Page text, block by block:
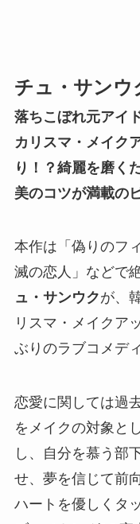
チュ・サンウ
落ちこぼれ元アイ
カリスマ・メイク
り！？綺麗を磨く
美のコツが満載の
本作は「偽りのフ
滅の恋人」などで
ュ・サンウクが、
リスマ・メイクア
ぶりのラブコメデ
恋愛に関しては過
をメイクの対象と
し、自分を慕う部
せ、夢を信じて前
ハートを優しくタ